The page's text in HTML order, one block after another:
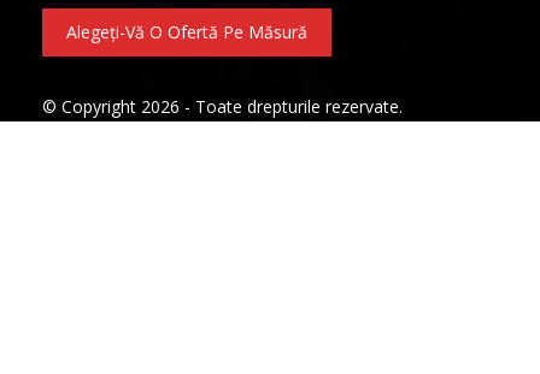
Alegeți-Vă O Ofertă Pe Măsură
© Copyright 2026 - Toate drepturile rezervate.